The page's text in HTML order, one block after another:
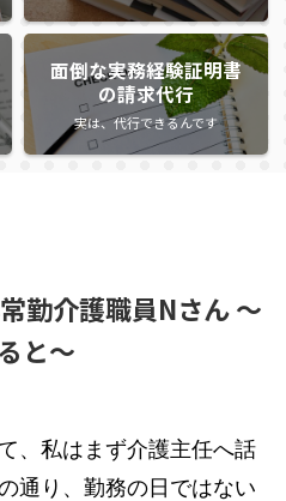
面倒な実務経験証明書
の請求代行
実は、代行できるんです
勤介護職員Nさん ～
と～
、私はまず介護主任へ話
通り、勤務の日ではない